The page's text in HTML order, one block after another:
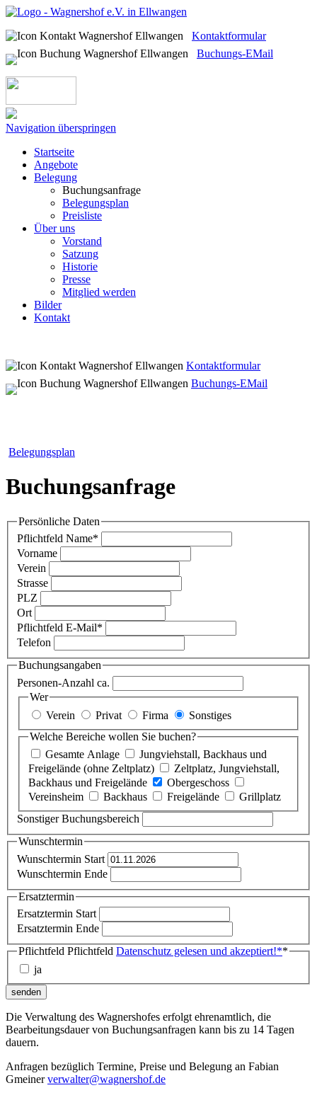
Kontaktformular
Buchungs-EMail
Navigation überspringen
Startseite
Angebote
Belegung
Buchungsanfrage
Belegungsplan
Preisliste
Über uns
Vorstand
Satzung
Historie
Presse
Mitglied werden
Bilder
Kontakt
Kontaktformular
Buchungs-EMail
Belegungsplan
Buchungsanfrage
Persönliche Daten
Pflichtfeld Name*
Vorname
Verein
Strasse
PLZ
Ort
Pflichtfeld E-Mail*
Telefon
Buchungsangaben
Personen-Anzahl ca.
Wer
Verein
Privat Firma
Sonstiges
Welche Bereiche wollen Sie buchen?
Gesamte Anlage
Jungviehstall, Backhaus und
Freigelände (ohne Zeltplatz)
Zeltplatz, Jungviehstall,
Backhaus und Freigelände
Obergeschoss
Vereinsheim
Backhaus Freigelände
Grillplatz
Sonstiger Buchungsbereich
Wunschtermin
Wunschtermin Start
Wunschtermin Ende
Ersatztermin
Ersatztermin Start
Ersatztermin Ende
Pflichtfeld Pflichtfeld Datenschutz gelesen und akzeptiert!**
ja
senden
Die Verwaltung des Wagnershofes erfolgt ehrenamtlich, die
Bearbeitungsdauer von Buchungsanfragen kann bis zu 14 Tagen
dauern.
Anfragen bezüglich Termine, Preise und Belegung an Fabian
Gmeinerverwalter@wagnershof.de